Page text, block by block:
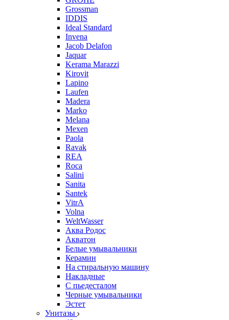
Grossman
IDDIS
Ideal Standard
Invena
Jacob Delafon
Jaquar
Kerama Marazzi
Kirovit
Lapino
Laufen
Madera
Marko
Melana
Mexen
Paola
Ravak
REA
Roca
Salini
Sanita
Santek
VitrA
Volna
WeltWasser
Аква Родос
Акватон
Белые умывальники
Керамин
На стиральную машину
Накладные
С пьедесталом
Черные умывальники
Эстет
Унитазы